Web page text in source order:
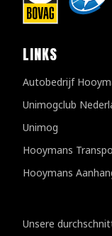
LINKS
Autobedrijf
Unimogclub
Unimog
Hooymans
Hooymans
Unsere